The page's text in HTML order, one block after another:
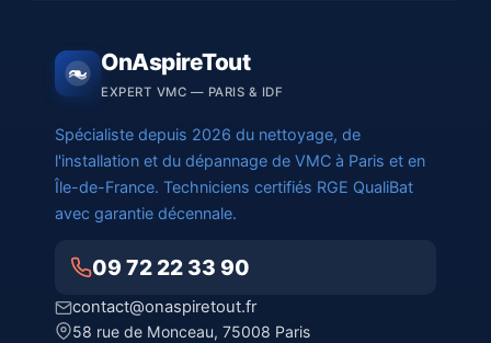
OnAspireTout
EXPERT VMC — PARIS & IDF
Spécialiste depuis 2026 du nettoyage, de
l'installation et du dépannage de VMC à Paris et en
Île-de-France. Techniciens certifiés RGE QualiBat
avec garantie décennale.
09 72 22 33 90
contact@onaspiretout.fr
58 rue de Monceau, 75008 Paris